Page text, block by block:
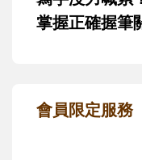
掌握正確握筆
會員限定服務